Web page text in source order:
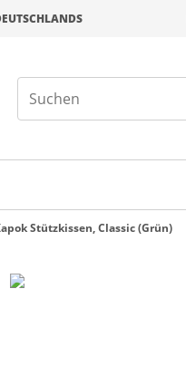
Stützkissen, Classic (Grün)